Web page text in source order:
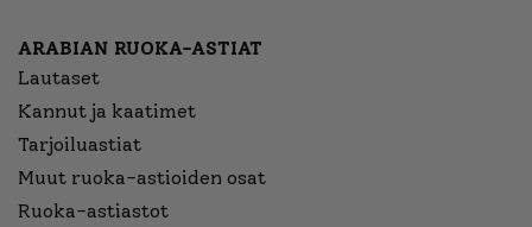
ARABIAN RUOKA-ASTIAT
Lautaset
Kannut ja kaatimet
Tarjoiluastiat
Muut ruoka-astioiden osat
Ruoka-astiastot